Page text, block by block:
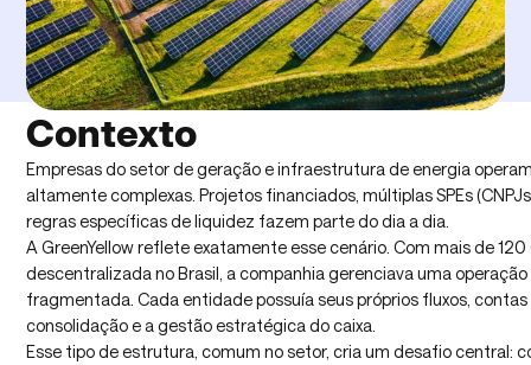
Contexto
Empresas do setor de geração e infraestrutura de energia
altamente complexas. Projetos financiados, múltiplas SPEs
regras específicas de liquidez fazem parte do dia a dia.
A GreenYellow reflete exatamente esse cenário. Com mais de
descentralizada no Brasil, a companhia gerenciava uma
fragmentada. Cada entidade possuía seus próprios fluxos,
consolidação e a gestão estratégica do caixa.
Esse tipo de estrutura, comum no setor, cria um desafio central: